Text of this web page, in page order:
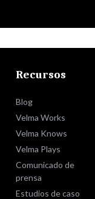
Recursos
Blog
Velma Works
Velma Knows
Velma Plays
Comunicado de
prensa
Estudios de caso